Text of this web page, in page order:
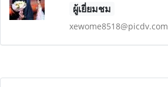
ผู้เยี่ยมชม
xewome8518@picdv.com